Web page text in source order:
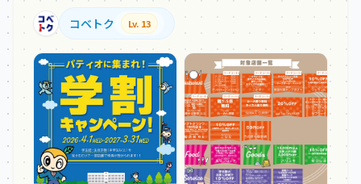
コベトク Lv. 13